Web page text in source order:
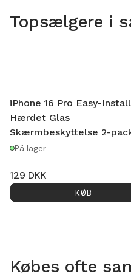
Topsælgere i
iPhone 16 Pro Easy-Install
Hærdet Glas
Skærmbeskyttelse 2-
På lager
129 DKK
KØB
Købes ofte